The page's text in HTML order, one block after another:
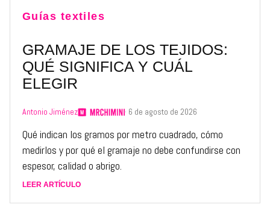
Guías textiles
GRAMAJE DE LOS TEJIDOS:
QUÉ SIGNIFICA Y CUÁL
ELEGIR
Antonio Jiménez · 6 de agosto de 2026
Qué indican los gramos por metro cuadrado, cómo
medirlos y por qué el gramaje no debe confundirse con
espesor, calidad o abrigo.
LEER ARTÍCULO